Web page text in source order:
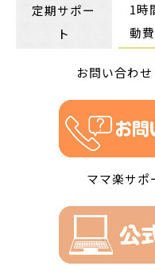
定期サポー
ト
1時
動費
お問い合わ
ママ楽サポ